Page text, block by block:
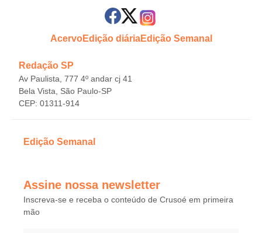
AcervoEdição diáriaEdição Semanal
Redação SP
Av Paulista, 777 4º andar cj 41
Bela Vista, São Paulo-SP
CEP: 01311-914
Edição Semanal
Assine nossa newsletter
Inscreva-se e receba o conteúdo de Crusoé em primeira
mão